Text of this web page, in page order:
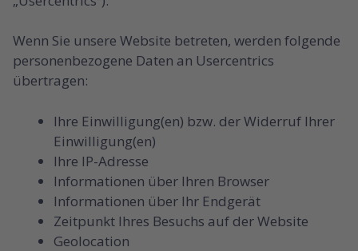
Wenn Sie unsere Website betreten, werden folgende
personenbezogene Daten an Usercentrics
übertragen:
Ihre Einwilligung(en) bzw. der Widerruf Ihrer
Einwilligung(en)
Ihre IP-Adresse
Informationen über Ihren Browser
Informationen über Ihr Endgerät
Zeitpunkt Ihres Besuchs auf der Website
Geolocation